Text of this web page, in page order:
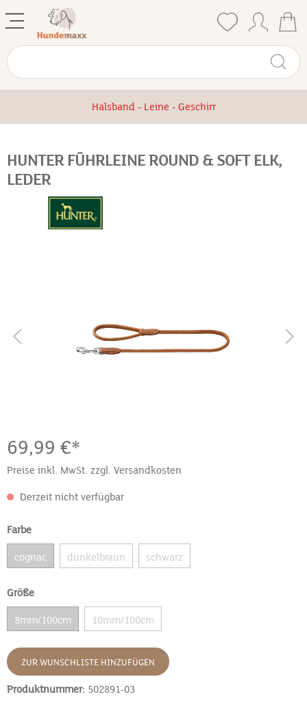
Halsband - Leine - Geschirr
HUNTER FÜHRLEINE ROUND & SOFT ELK,
LEDER
69,99 €*
Preise inkl. MwSt. zzgl. Versandkosten
Derzeit nicht verfügbar
Farbe
cognac dunkelbraun schwarz
Größe
8mm/100cm 10mm/100cm
ZUR WUNSCHLISTE HINZUFÜGEN
Produktnummer: 502891-03